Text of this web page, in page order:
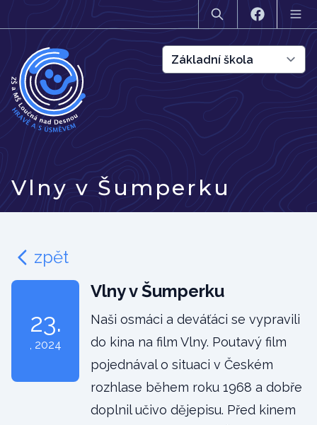
Vlny v Šumperku
zpět
23.
, 2024
Vlny v Šumperku
Naši osmáci a deváťáci se vypravili
do kina na film Vlny. Poutavý film
pojednával o situaci v Českém
rozhlase během roku 1968 a dobře
doplnil učivo dějepisu. Před kinem